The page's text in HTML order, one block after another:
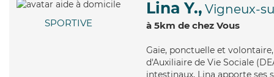
SPORTIVE
Lina Y., Vigneux-
à 5km de chez Vous
Gaie, ponctuelle et
d'Auxiliaire de Vie Sociale
intestinaux, Lina apporte ses